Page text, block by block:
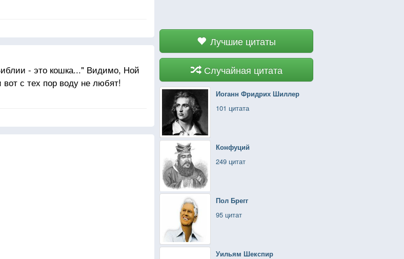
Лучшие цитаты
Случайная цитата
Иоганн Фридрих Шиллер
101 цитата
Конфуций
249 цитат
Пол Брегг
95 цитат
Уильям Шекспир
- это кошка..." Видимо, Ной
с тех пор воду не любят!